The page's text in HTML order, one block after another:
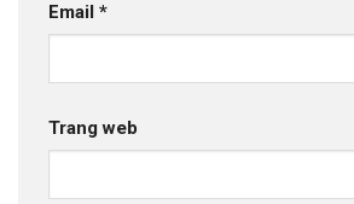
Email *
Trang web